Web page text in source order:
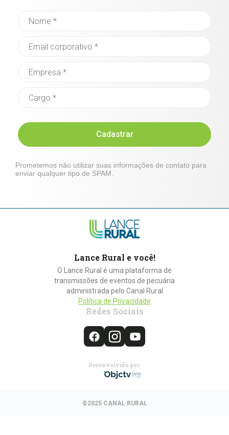
Cadastrar
Prometemos não utilizar suas informações de contato para
enviar qualquer tipo de SPAM.
Lance Rural e você!
O Lance Rural é uma plataforma de
transmissões de eventos de pecuária
administrada pelo Canal Rural
Política de Privacidade
Redes Sociais
Desenvolvido por:
©2025 CANAL RURAL